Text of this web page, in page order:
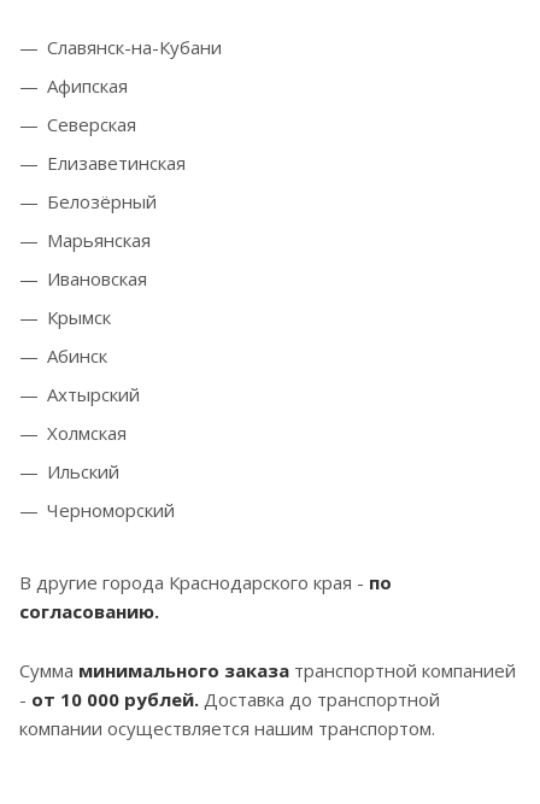
Славянск-на-Кубани
Афипская
Северская
Елизаветинская
Белозёрный
Марьянская
Ивановская
Крымск
Абинск
Ахтырский
Холмская
Ильский
Черноморский
В другие города Краснодарского края - по
согласованию.
Сумма минимального заказа транспортной компанией
- от 10 000 рублей. Доставка до транспортной
компании осуществляется нашим транспортом.